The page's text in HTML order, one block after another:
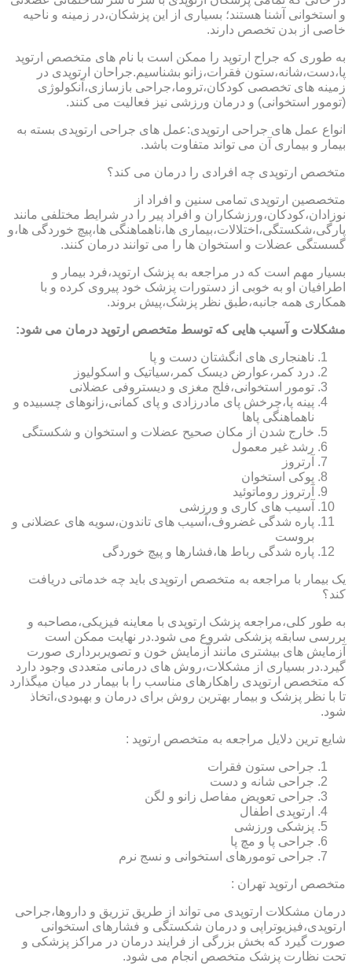
و استخوانی آشنا هستند؛ بسیاری از این پزشکان،در زمینه و ناحیه
خاصی از بدن تخصص دارند.
به طوری که جراح ارتوپد را ممکن است با نام های متخصص ارتوپد
پا،دست،شانه،ستون فقرات،زانو بشناسیم.جراحان ارتوپدی در
زمینه های تخصصی کودکان،تروما،جراحی بازسازی،آنکولوژی
(تومور استخوانی) و درمان ورزشی نیز فعالیت می کنند.
انواع عمل های جراحی ارتوپدی:عمل های جراحی ارتوپدی بسته به
بیمار و بیماری آن می تواند متفاوت باشد.
متخصص ارتوپدی چه افرادی را درمان می کند؟
متخصصین ارتوپدی تمامی سنین و افراد از
نوزادان،کودکان،ورزشکاران و افراد پیر را در شرایط مختلفی مانند
پارگی،شکستگی،اختلالات،بیماری ها،ناهماهنگی ها،پیچ خوردگی ها،و
گسستگی عضلات و استخوان ها را می توانند درمان کنند.
بسیار مهم است که در مراجعه به پزشک ارتوپد،فرد بیمار و
اطرافیان او به خوبی از دستورات پزشک خود پیروی کرده و با
همکاری همه جانبه،طبق نظر پزشک،پیش بروند.
مشکلات و آسیب هایی که توسط متخصص ارتوپد درمان می شود:
ناهنجاری های انگشتان دست و پا
درد کمر،عوارض دیسک کمر،سیاتیک و اسکولیوز
تومور استخوانی،فلج مغزی و دیستروفی عضلانی
پینه پا،چرخش پای مادرزادی و پای کمانی،زانوهای چسبیده و
ناهماهنگی پاها
خارج شدن از مکان صحیح عضلات و استخوان و شکستگی
رشد غیر معمول
آرتروز
پوکی استخوان
آرتروز روماتوئید
آسیب های کاری و ورزشی
پاره شدگی غضروف،آسیب های تاندون،سویه های عضلانی و
بروست
پاره شدگی رباط ها،فشارها و پیچ خوردگی
یک بیمار با مراجعه به متخصص ارتوپدی باید چه خدماتی دریافت
کند؟
به طور کلی،مراجعه پزشک ارتوپدی با معاینه فیزیکی،مصاحبه و
بررسی سابقه پزشکی شروع می شود.در نهایت ممکن است
آزمایش های بیشتری مانند آزمایش خون و تصویربرداری صورت
گیرد.در بسیاری از مشکلات،روش های درمانی متعددی وجود دارد
که متخصص ارتوپدی راهکارهای مناسب را با بیمار در میان میگذارد
تا با نظر پزشک و بیمار بهترین روش برای درمان و بهبودی،اتخاذ
شود.
شایع ترین دلایل مراجعه به متخصص ارتوپد :
جراحی ستون فقرات
جراحی شانه و دست
جراحی تعویض مفاصل زانو و لگن
ارتوپدی اطفال
پزشکی ورزشی
جراحی پا و مچ پا
جراحی تومورهای استخوانی و نسج نرم
متخصص ارتوپد تهران :
درمان مشکلات ارتوپدی می تواند از طریق تزریق و داروها،جراحی
ارتوپدی،فیزیوتراپی و درمان شکستگی و فشارهای استخوانی
صورت گیرد که بخش بزرگی از فرایند درمان در مراکز پزشکی و
تحت نظارت پزشک متخصص انجام می شود.